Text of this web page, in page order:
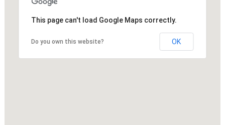
This page can't load Google Maps correctly.
Do you own this website? OK